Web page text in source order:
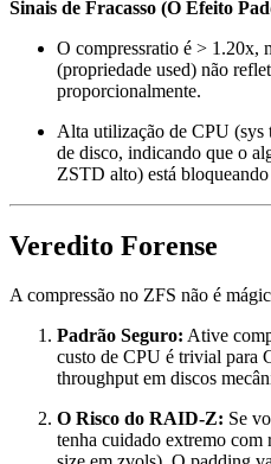
Sinais de Fracasso (O Efeito
O compressratio é > 1.20x,
(propriedade used) não
proporcionalmente.
Alta utilização de CPU (sys
de disco, indicando que o
ZSTD alto) está
Veredito Forense
A compressão no ZFS não é
Padrão Seguro: Ative
custo de CPU é trivial para
throughput em discos
O Risco do RAID-Z: Se
tenha cuidado extremo com